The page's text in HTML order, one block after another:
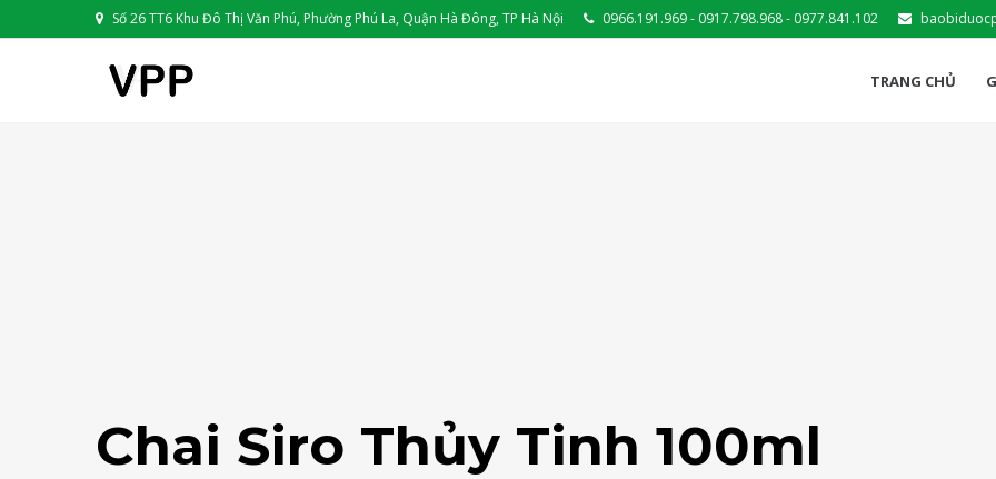
Số 26 TT6 Khu Đô Thị Văn Phú, Phường Phú La, Quận Hà Đông, TP Hà Nội 0966.191.969 - 0917.798.968 - 0977.841.102
TRANG CHỦ
Chai Siro Thủy Tinh 100ml